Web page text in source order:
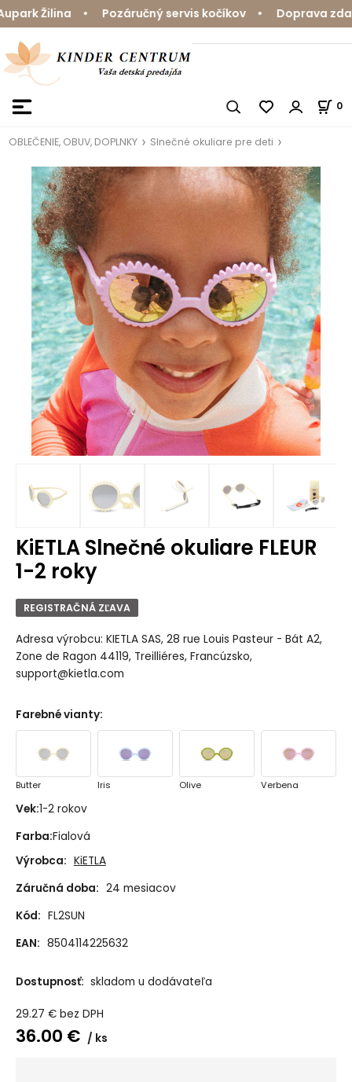
Žilina • Pozáručný servis kočíkov • Doprava
0
OBLEČENIE, OBUV, DOPLNKY Slnečné okuliare pre deti
KiETLA Slnečné okuliare FLEUR
1-2 roky
REGISTRAČNÁ ZĽAVA
Adresa výrobcu: KIETLA SAS, 28 rue Louis Pasteur - Bát A2,
Zone de Ragon 44119, Treilliéres, Francúzsko,
support@kietla.com
Farebné vianty:
Butter Iris Olive Verbena
Vek:1-2 rokov
Farba:Fialová
Výrobca: KiETLA
Záručná doba: 24 mesiacov
Kód: FL2SUN
EAN: 8504114225632
Dostupnosť: skladom u dodávateľa
29.27 € bez DPH
36.00 € ks